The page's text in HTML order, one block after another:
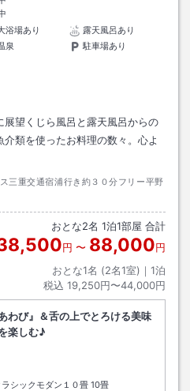
浴場あり
露天風呂あり
泉
駐車場あり
望くじら風呂と露天風呂からの
類を使ったお料理の数々。心よ
三重交通宿浦行き約３０分フリー平野
おとな2名 1泊1部屋 合計
円 〜 88,000円
おとな1名 (2名1室)｜ 1泊
税込 19,250円〜44,000円
わび』＆舌の上でとろける美味
楽しむ♪
シックモダン１０畳 10畳